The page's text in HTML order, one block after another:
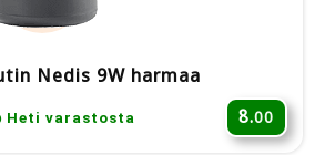
Nedis 9W harmaa
Heti varastosta 8.00